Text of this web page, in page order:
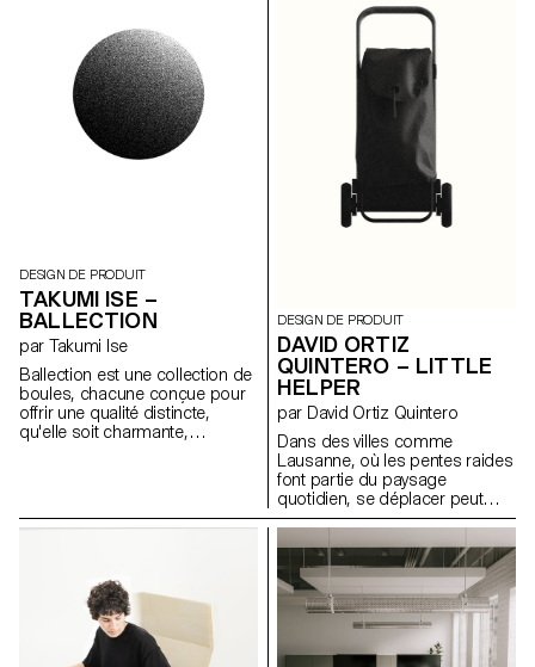
familières et pourtant très
spécifiques. Ce ne sont pas
des réponses à des urgences,
mais des réactions sensibles à
des détails émotionnels. Le
projet prend l’absurde au
sérieux, en montrant comment
les plus petits gestes peuvent
pleine de charme. Conçu
uniquement à partir d'une
corde, de tissu et de paille, sa
structure minimaliste met en
valeur la beauté des matériaux
essentiels. Lorsque la corde
est défaite, le canapé se déplie
pour devenir une banquette,
ajoutant de la polyvalence à ce
design humble et ancré.
DESIGN DE PRODUIT
TAKUMI ISE –
BALLECTION
par Takumi Ise
Ballection est une collection de
boules, chacune conçue pour
offrir une qualité distincte,
qu'elle soit charmante,
fascination du designer pour
DESIGN DE PRODUIT
DAVID ORTIZ
QUINTERO – LITTLE
HELPER
par David Ortiz Quintero
Dans des villes comme
Lausanne, où les pentes raides
font partie du paysage
quotidien, se déplacer peut
représenter un véritable défi.
avec le senior-lab, ce projet
part de l’observation d’un objet
simple mais essentiel. Little
Helper réinvente le chariot de
courses comme un outil
d’autonomie. Il explore